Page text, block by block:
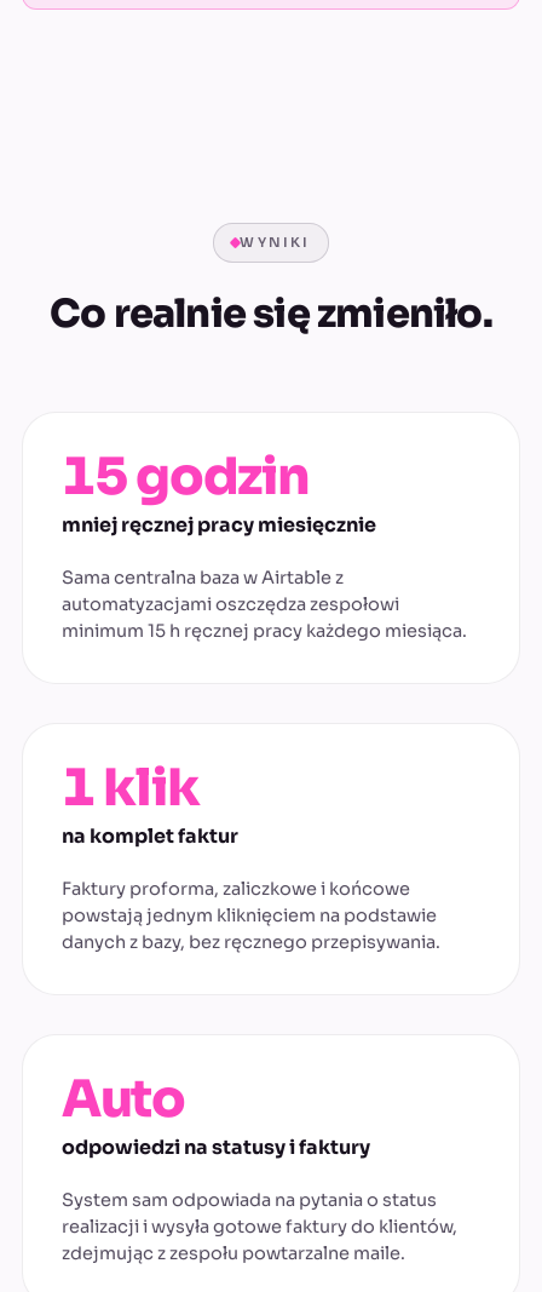
WYNIKI
Co realnie się zmieniło.
15 godzin
mniej ręcznej pracy miesięcznie
Sama centralna baza w Airtable z
automatyzacjami oszczędza zespołowi
minimum 15 h ręcznej pracy każdego miesiąca.
1 klik
na komplet faktur
Faktury proforma, zaliczkowe i końcowe
powstają jednym kliknięciem na podstawie
danych z bazy, bez ręcznego przepisywania.
Auto
odpowiedzi na statusy i faktury
System sam odpowiada na pytania o status
realizacji i wysyła gotowe faktury do klientów,
zdejmując z zespołu powtarzalne maile.